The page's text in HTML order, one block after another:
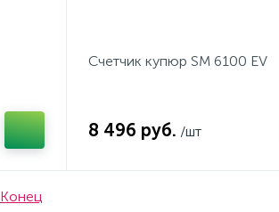
Счетчик купюр SM 6100 EV
8 496 руб. /шт
Конец